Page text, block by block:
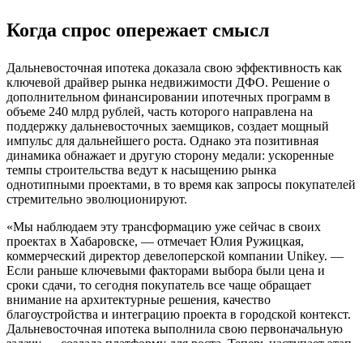
Когда спрос опережает смысл
Дальневосточная ипотека доказала свою эффективность как
ключевой драйвер рынка недвижимости ДФО. Решение о
дополнительном финансировании ипотечных программ в
объеме 240 млрд рублей, часть которого направлена на
поддержку дальневосточных заемщиков, создает мощный
импульс для дальнейшего роста. Однако эта позитивная
динамика обнажает и другую сторону медали: ускоренные
темпы строительства ведут к насыщению рынка
однотипными проектами, в то время как запросы покупателей
стремительно эволюционируют.
«Мы наблюдаем эту трансформацию уже сейчас в своих
проектах в Хабаровске, — отмечает Юлия Ружицкая,
коммерческий директор девелоперской компании Unikey. —
Если раньше ключевыми факторами выбора были цена и
сроки сдачи, то сегодня покупатель все чаще обращает
внимание на архитектурные решения, качество
благоустройства и интеграцию проекта в городской контекст.
Дальневосточная ипотека выполнила свою первоначальную